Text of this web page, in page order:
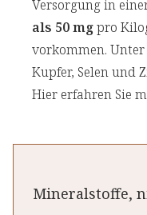
Versorgung in
als 50 mgpro
vorkommen. Unter
Kupfer, Selen und
Hier erfahren Sie
Mineralstoffe,